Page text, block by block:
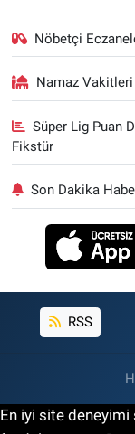
Nöbetçi
Namaz Vakitleri
Süper Lig Puan
Fikstür
Son Dakika
RSS
En iyi site